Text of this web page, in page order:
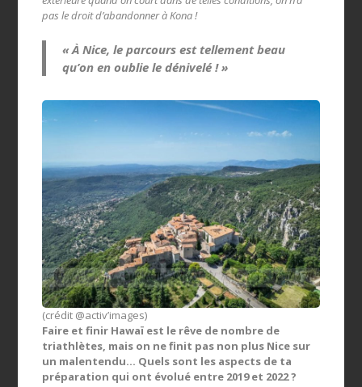
pas le droit d’abandonner à Kona !
« À Nice, le parcours est tellement beau
qu’on en oublie le dénivelé ! »
(crédit @activ’images)
Faire et finir Hawaï est le rêve de nombre de
triathlètes, mais on ne finit pas non plus Nice sur
un malentendu… Quels sont les aspects de ta
préparation qui ont évolué entre 2019 et 2022 ?